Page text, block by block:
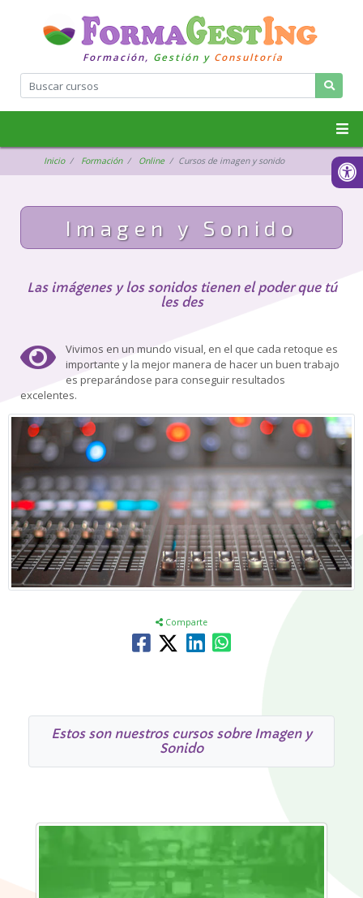
Formación, Gestión y Consultoría
Inicio Formación Online Cursos de imagen y sonido
Imagen y Sonido
Las imágenes y los sonidos tienen el poder que tú
les des
Vivimos en un mundo visual, en el que cada retoque es
importante y la mejor manera de hacer un buen trabajo
es preparándose para conseguir resultados
excelentes.
Comparte
Estos son nuestros cursos sobre Imagen y
Sonido